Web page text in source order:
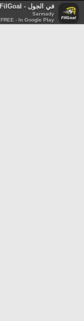
في الجول - FilGoal
Sarmady
FREE - In Google Play